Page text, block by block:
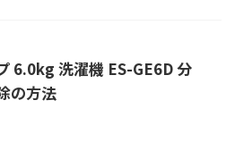
6.0kg 洗濯機 ES-GE6D 分
の方法